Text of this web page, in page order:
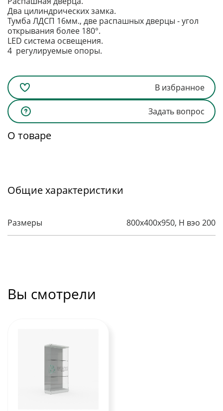
Два цилиндрических замка.
Тумба ЛДСП 16мм., две распашных дверцы - угол
открывания более 180°.
LED система освещения.
4 регулируемые опоры.
В избранное
Задать вопрос
О товаре
Общие характеристики
Размеры 800x400x950, H вэо 200
Вы смотрели